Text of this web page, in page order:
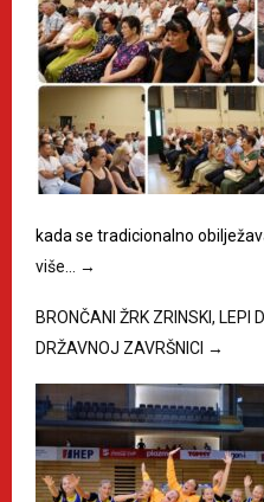
kada se tradicionalno
više…
→
BRONČANI ŽRK ZRINSKI, LEPI
DRŽAVNOJ ZAVRŠNICI →